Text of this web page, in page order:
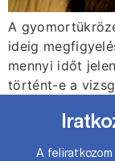
A
ideig
mennyi időt
történt-e a
A feliratkozom